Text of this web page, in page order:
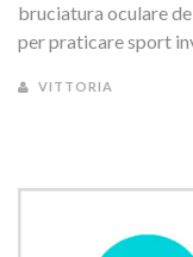
bruciatura oculare
per praticare sport
VITTORIA